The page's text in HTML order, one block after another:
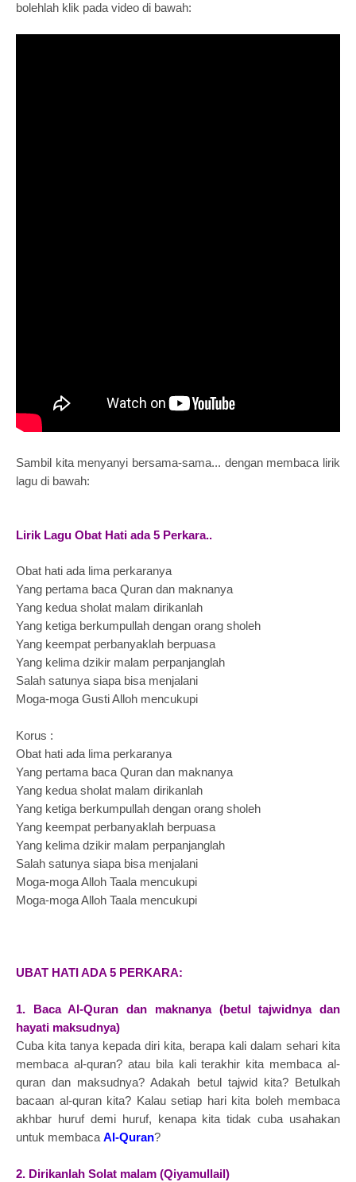
bolehlah klik pada video di bawah:
Sambil kita menyanyi bersama-sama... dengan membaca lirik
lagu di bawah:
Lirik Lagu Obat Hati ada 5 Perkara..
Obat hati ada lima perkaranya
Yang pertama baca Quran dan maknanya
Yang kedua sholat malam dirikanlah
Yang ketiga berkumpullah dengan orang sholeh
Yang keempat perbanyaklah berpuasa
Yang kelima dzikir malam perpanjanglah
Salah satunya siapa bisa menjalani
Moga-moga Gusti Alloh mencukupi
Korus :
Obat hati ada lima perkaranya
Yang pertama baca Quran dan maknanya
Yang kedua sholat malam dirikanlah
Yang ketiga berkumpullah dengan orang sholeh
Yang keempat perbanyaklah berpuasa
Yang kelima dzikir malam perpanjanglah
Salah satunya siapa bisa menjalani
Moga-moga Alloh Taala mencukupi
Moga-moga Alloh Taala mencukupi
UBAT HATI ADA 5 PERKARA:
1. Baca Al-Quran dan maknanya (betul tajwidnya dan
hayati maksudnya)
Cuba kita tanya kepada diri kita, berapa kali dalam sehari kita
membaca al-quran? atau bila kali terakhir kita membaca al-
quran dan maksudnya? Adakah betul tajwid kita? Betulkah
bacaan al-quran kita? Kalau setiap hari kita boleh membaca
akhbar huruf demi huruf, kenapa kita tidak cuba usahakan
untuk membaca Al-Quran?
2. Dirikanlah Solat malam (Qiyamullail)